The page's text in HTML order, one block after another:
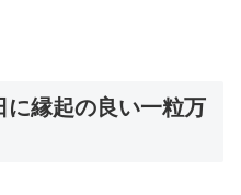
に縁起の良い一粒万